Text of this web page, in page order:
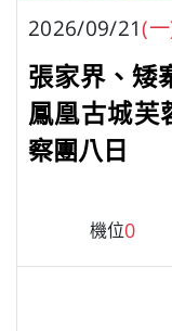
2026/09/21(
張家界、矮
鳳凰古城芙
察團八日
機位0